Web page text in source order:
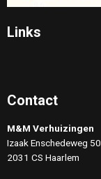
Links
Contact
M&M Verhuizingen
Izaak Enschedeweg 50
2031 CS Haarlem